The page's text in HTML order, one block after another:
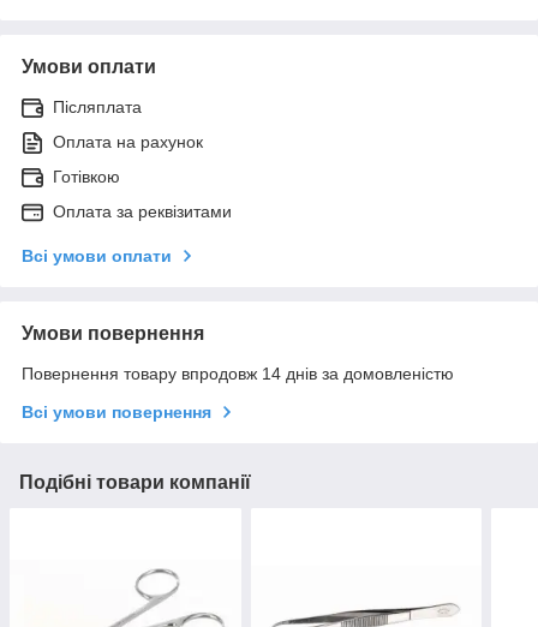
Умови оплати
Післяплата
Оплата на рахунок
Готівкою
Оплата за реквізитами
Всі умови оплати
Умови повернення
Повернення товару впродовж 14 днів за домовленістю
Всі умови повернення
Подібні товари компанії